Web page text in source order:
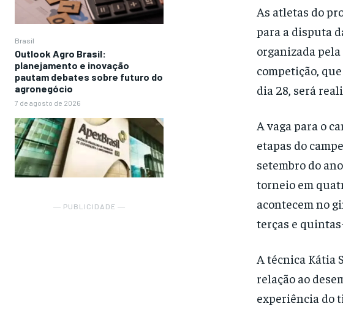
Brasil
Outlook Agro Brasil:
planejamento e inovação
pautam debates sobre futuro do
agronegócio
7 de agosto de 2026
― PUBLICIDADE ―
As atletas do
para a disputa
organizada pela
competição,
dia 28, será
A vaga para o
etapas do
setembro do
torneio em
acontecem no
terças e
A técnica Kátia
relação ao
experiência do